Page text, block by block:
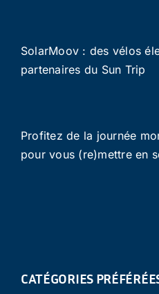
SolarMoov : des vélos
partenaires du Sun Trip
Profitez de la journée
pour vous (re)mettre en
CATÉGORIES